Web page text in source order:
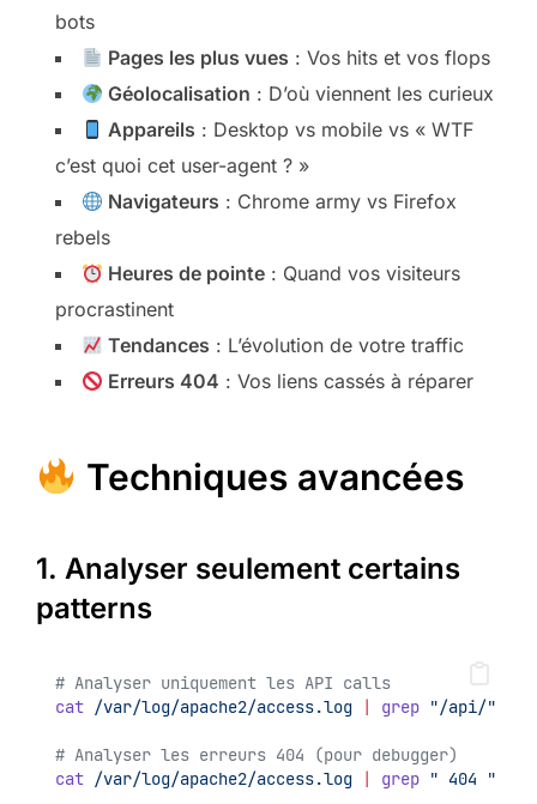
bots
Pages les plus vues : Vos hits et vos flops
Géolocalisation : D’où viennent les curieux
Appareils : Desktop vs mobile vs « WTF
c’est quoi cet user-agent ? »
Navigateurs : Chrome army vs Firefox
rebels
Heures de pointe : Quand vos visiteurs
procrastinent
Tendances : L’évolution de votre traffic
Erreurs 404 : Vos liens cassés à réparer
Techniques avancées
1. Analyser seulement certains
patterns
# Analyser uniquement les API calls
cat /var/log/apache2/access.log | grep "/api/"
# Analyser les erreurs 404 (pour debugger)
cat /var/log/apache2/access.log | grep " 404 "